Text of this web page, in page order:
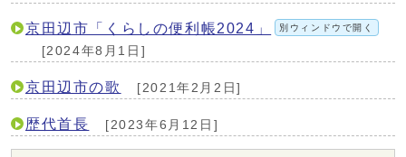
京田辺市「くらしの便利帳2024」 別ウィンドウで開く
[2024年8月1日]
京田辺市の歌 [2021年2月2日]
歴代首長 [2023年6月12日]